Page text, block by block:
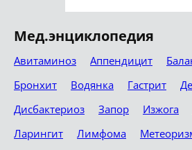
Мед.энциклопедия
Авитаминоз Аппендицит
Бронхит
Водянка Гастрит
Дисбактериоз
Запор Изжога
Ларингит
Лимфома